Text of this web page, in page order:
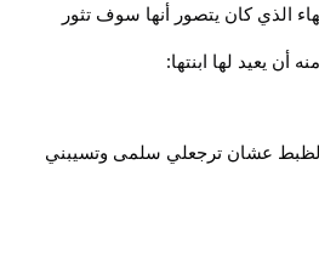
الذي كان يتصور أنها سوف تثور
أن يعيد لها ابنتها:
بالظبط عشان ترجعلي سلمى وتسيبني